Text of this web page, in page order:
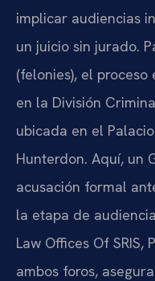
implicar audiencias
un juicio sin jurado.
(felonies), el
en la División
ubicada en el
Hunterdon. Aquí, un
acusación formal
la etapa de
Law Offices Of SRIS,
ambos foros,